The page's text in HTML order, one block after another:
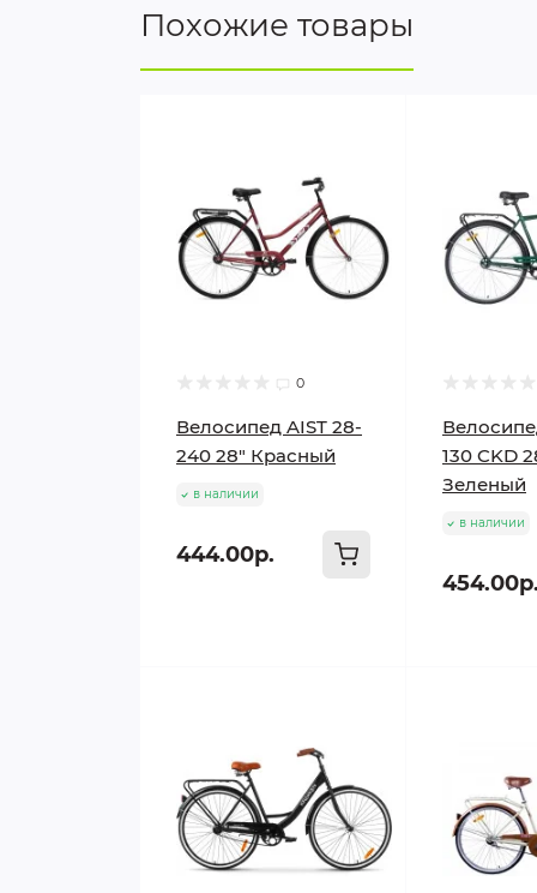
Похожие товары
0
Велосипед AIST 28-
240 28" Красный
в наличии
444.00р.
130 CKD
Зеленый
в наличии